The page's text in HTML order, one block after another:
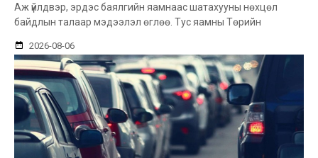
Аж үйлдвэр, эрдэс баялгийн яамнаас шатахууны нөхцөл
байдлын талаар мэдээлэл өглөө. Тус яамны Төрийн
2026-08-06